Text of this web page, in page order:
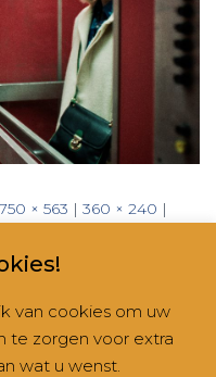
750 × 563 | 360 × 240 |
RUBRIEKEN
van cookies om uw
te zorgen voor extra
wat u wenst.